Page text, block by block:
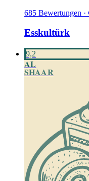
685 Bewertungen ·
Esskultürk
9,2
AL
SHAAR